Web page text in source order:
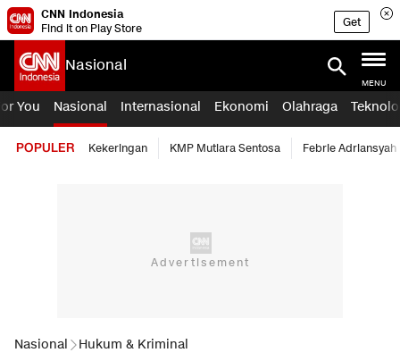
CNN Indonesia
Find it on Play Store
Get
Nasional
MENU
You Nasional Internasional Ekonomi Olahraga
POPULER Kekeringan KMP Mutiara Sentosa Febrie Adriansyah
Nasional Hukum & Kriminal